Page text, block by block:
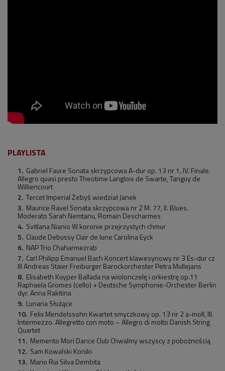
PLAYLISTA
Gabriel Faure Sonata skrzypcowa A-dur op. 13 nr 1, IV. Finale.
Allegro quasi presto Theotime Langlois de Swarte, Tanguy de
Williencourt
Tercet Imperial Żebyś wiedział Janek
Maurice Ravel Sonata skrzypcowa nr 2 M. 77, II. Blues.
Moderato Sarah Nemtanu, Romain Descharmes
Svitlana Nianio W koronie przejrzystych chmur
Claude Debussy Clair de lune Carolina Eyck
NAP Trio Chaharmezrab
Carl Philipp Emanuel Bach Koncert klawesynowy nr 3 Es-dur cz
III Andreas Staier Freiburger Barockorchester Petra Mullejans
Elisabeth Kuyper Ballada na wiolonczelę i orkiestrę op.11
Raphaela Gromes (cello) + Deutsche Symphonie-Orchester Berlin
dyr. Anna Rakitina
Lunaria Służące
Felix Mendelssohn Kwartet smyczkowy op. 13 nr 2 a-moll, III.
Intermezzo. Allegretto con moto – Allegro di molto Danish String
Quartet
Memento Mori Dance Club Chwalmy wszyscy z pobożnością
Sam Kowalski Koniki
Mario Rui Silva Dembita